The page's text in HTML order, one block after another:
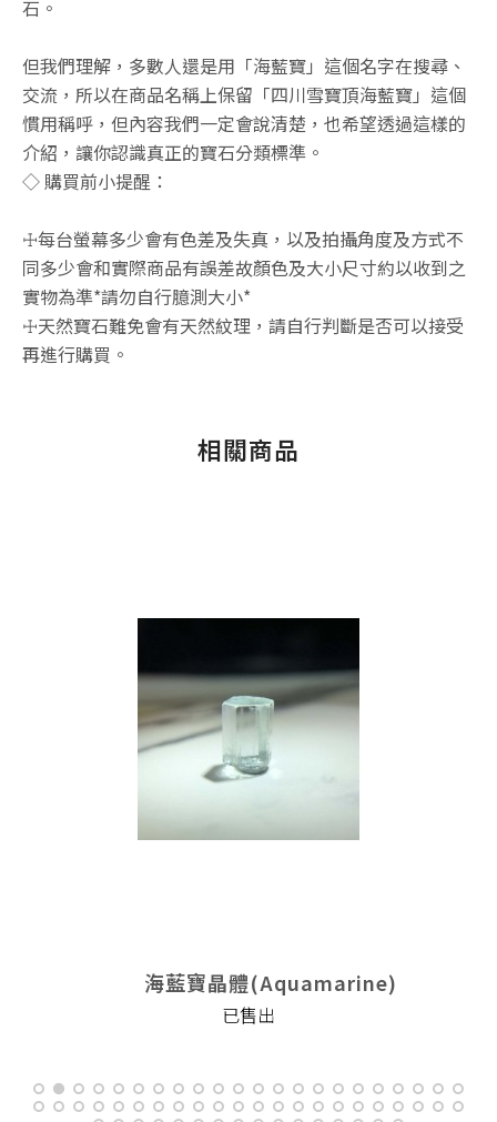
石。
但我們理解，多數人還是用「海藍寶」這個名字在搜尋、
交流，所以在商品名稱上保留「四川雪寶頂海藍寶」這個
慣用稱呼，但內容我們一定會說清楚，也希望透過這樣的
介紹，讓你認識真正的寶石分類標準。
◇ 購買前小提醒：
☩每台螢幕多少會有色差及失真，以及拍攝角度及方式不
同多少會和實際商品有誤差故顏色及大小尺寸約以收到之
實物為準*請勿自行臆測大小*
☩天然寶石難免會有天然紋理，請自行判斷是否可以接受
再進行購買。
相關商品
海藍寶晶體(Aquamarine)
已售出